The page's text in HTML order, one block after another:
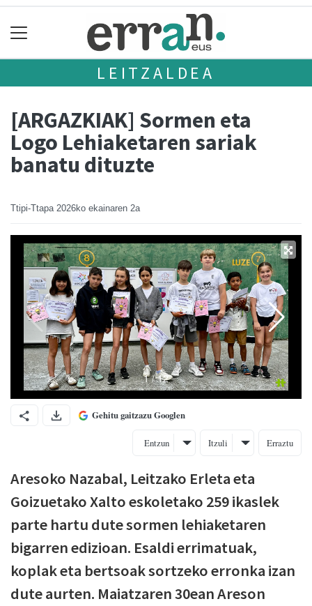
LEITZALDEA
[ARGAZKIAK] Sormen eta
Logo Lehiaketaren sariak
banatu dituzte
Ttipi-Ttapa 2026ko ekainaren 2a
Gehitu gaitzazu Googlen
Entzun Itzuli Erraztu
Aresoko Nazabal, Leitzako Erleta eta
Goizuetako Xalto eskoletako 259 ikaslek
parte hartu dute sormen lehiaketaren
bigarren edizioan. Esaldi errimatuak,
koplak eta bertsoak sortzeko erronka izan
dute aurten. Maiatzaren 30ean Areson